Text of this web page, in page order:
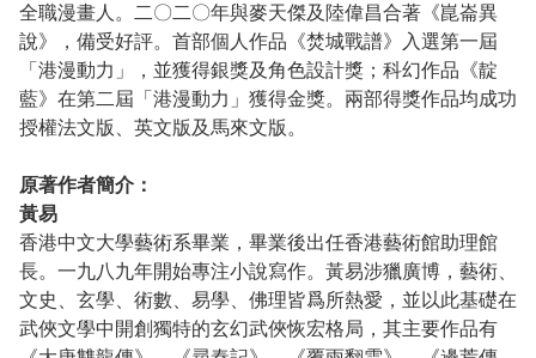
全職漫畫人。二〇二〇年與麥天傑及陸偉昌合著《崑崙異
說》，備受好評。首部個人作品《焚城戰譜》入選第一屆
「港漫動力」，並獲得銀獎及角色設計獎；科幻作品《靛
藍》在第二屆「港漫動力」獲得金獎。兩部得獎作品均成功
授權法文版、英文版及馬來文版。
原著作者簡介：
黃易
香港中文大學藝術系畢業，畢業後出任香港藝術館助理館
長。一九八九年開始專注小說寫作。黃易涉獵廣博，藝術、
文史、玄學、術數、易學、佛理皆爲所熱愛，並以此基礎在
武俠文學中開創獨特的玄幻武俠恢宏格局，其主要作品有